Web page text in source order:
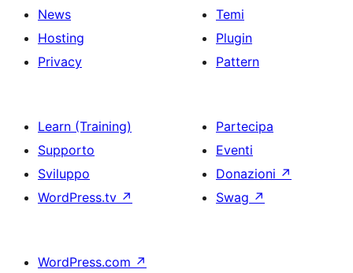
News
Hosting
Privacy
Temi
Plugin
Pattern
Learn (Training)
Supporto
Sviluppo
WordPress.tv ↗
Partecipa
Eventi
Donazioni ↗
Swag ↗
WordPress.com ↗